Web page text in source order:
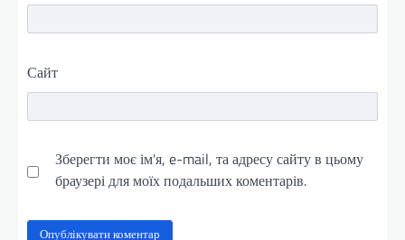
Сайт
Зберегти моє ім'я, e-mail, та адресу сайту в цьому
браузері для моїх подальших коментарів.